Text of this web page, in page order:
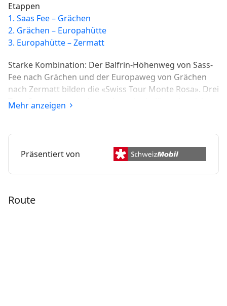
Etappen
1. Saas Fee – Grächen
2. Grächen – Europahütte
3. Europahütte – Zermatt
Starke Kombination: Der Balfrin-Höhenweg von Sass-
Fee nach Grächen und der Europaweg von Grächen
nach Zermatt bilden die «Swiss Tour Monte Rosa». Drei
Tage Panoramawandern mit spektakulären Aussichten
auf die eisigen 4000er des Saas- und Mattertals.
Mehr anzeigen
Präsentiert von
Route